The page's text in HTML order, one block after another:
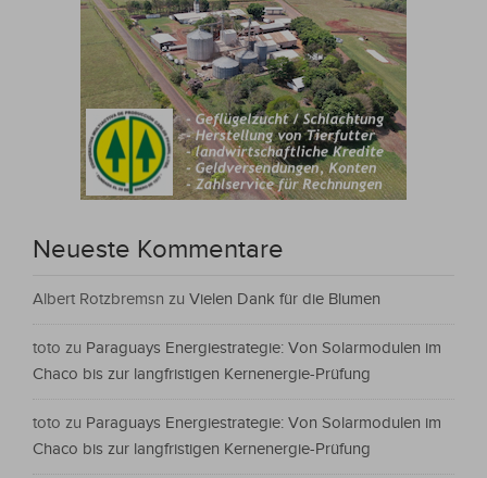
Neueste Kommentare
Albert Rotzbremsn zu Vielen Dank für die Blumen
toto zu Paraguays Energiestrategie: Von Solarmodulen im
Chaco bis zur langfristigen Kernenergie-Prüfung
toto zu Paraguays Energiestrategie: Von Solarmodulen im
Chaco bis zur langfristigen Kernenergie-Prüfung